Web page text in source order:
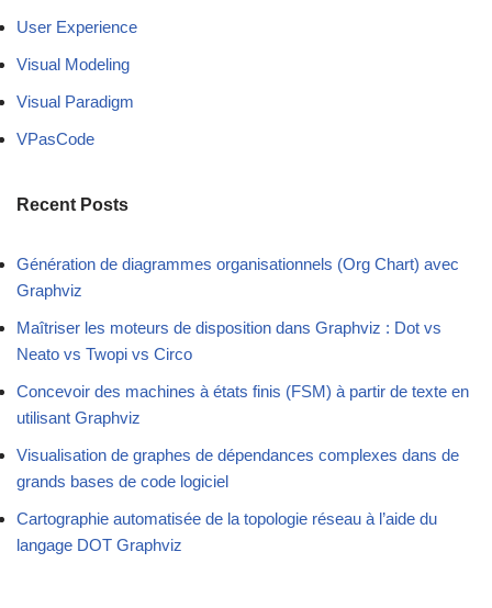
User Experience
Visual Modeling
Visual Paradigm
VPasCode
Recent Posts
Génération de diagrammes organisationnels (Org Chart) avec
Graphviz
Maîtriser les moteurs de disposition dans Graphviz : Dot vs
Neato vs Twopi vs Circo
Concevoir des machines à états finis (FSM) à partir de texte en
utilisant Graphviz
Visualisation de graphes de dépendances complexes dans de
grands bases de code logiciel
Cartographie automatisée de la topologie réseau à l’aide du
langage DOT Graphviz